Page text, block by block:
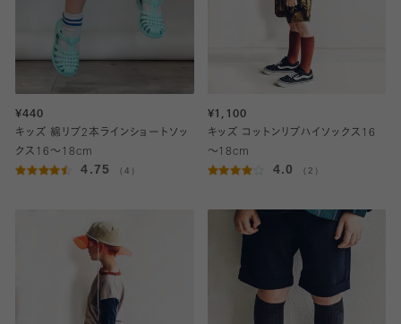
¥440
キッズ 綿リブ2本ラインショートソッ
クス16～18cm
4.75 （4）
¥1,100
キッズ コットンリブハイソックス16
～18cm
4.0 （2）